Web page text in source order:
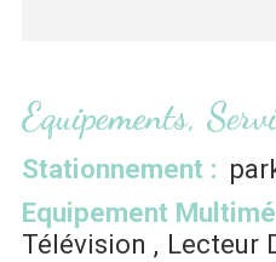
Equipements,
Stationnement :
Equipement
Télévision
Lecteur